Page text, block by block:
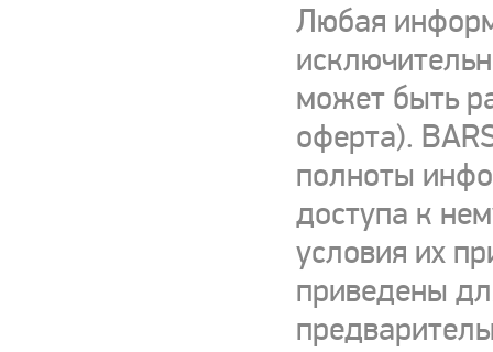
Любая
может быть
оферта).
полноты
доступа к
условия их
приведены